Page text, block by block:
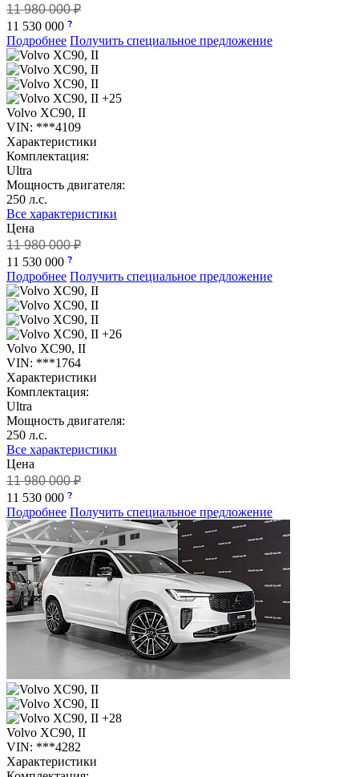
11 980 000 ₽
11 530 000
Подробнее Получить специальное предложение
+25
Volvo XC90, II
VIN: ***4109
Характеристики
Комплектация:
Ultra
Мощность двигателя:
250 л.с.
Все характеристики
Цена
11 980 000 ₽
11 530 000
Подробнее Получить специальное предложение
+26
Volvo XC90, II
VIN: ***1764
Характеристики
Комплектация:
Ultra
Мощность двигателя:
250 л.с.
Все характеристики
Цена
11 980 000 ₽
11 530 000
Подробнее Получить специальное предложение
+28
Volvo XC90, II
VIN: ***4282
Характеристики